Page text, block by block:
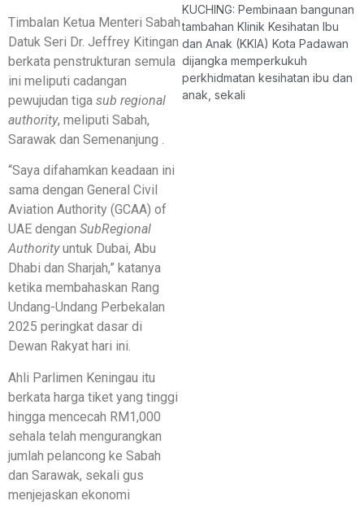
Timbalan Ketua Menteri Sabah
Datuk Seri Dr. Jeffrey Kitingan
berkata penstrukturan semula
ini meliputi cadangan
pewujudan tiga sub regional
authority, meliputi Sabah,
Sarawak dan Semenanjung .
“Saya difahamkan keadaan ini
sama dengan General Civil
Aviation Authority (GCAA) of
UAE dengan SubRegional
Authorityuntuk Dubai, Abu
Dhabi dan Sharjah,” katanya
ketika membahaskan Rang
Undang-Undang Perbekalan
2025 peringkat dasar di
Dewan Rakyat hari ini.
Ahli Parlimen Keningau itu
berkata harga tiket yang tinggi
hingga mencecah RM1,000
sehala telah mengurangkan
jumlah pelancong ke Sabah
dan Sarawak, sekali gus
menjejaskan ekonomi
KUCHING: Pembinaan bangunan
tambahan Klinik Kesihatan Ibu
dan Anak (KKIA) Kota Padawan
dijangka memperkukuh
perkhidmatan kesihatan ibu dan
anak, sekali